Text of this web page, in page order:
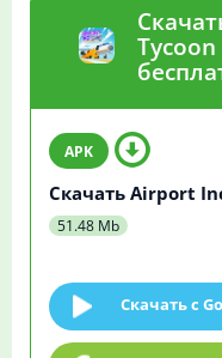
Скачать Airport
51.48 Mb
Скачать c